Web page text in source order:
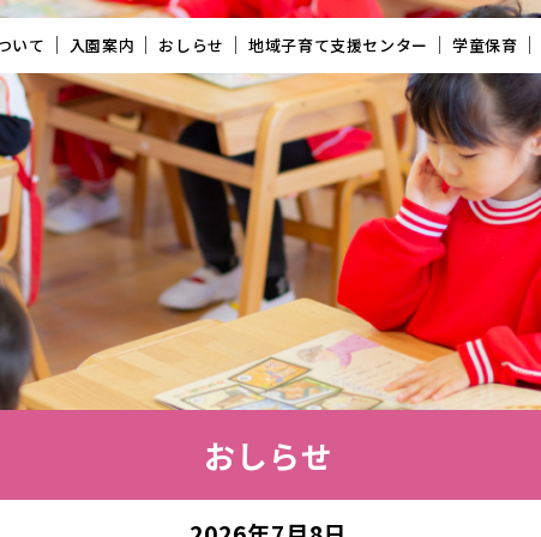
いて 入園案内 おしらせ 地域子育て支援センター 学童保育
おしらせ